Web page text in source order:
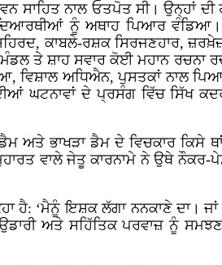
ਸਾਹਿਤ ਨਾਲ ਓਤਪੋਤ ਸੀ। ਉਨ੍ਹਾਂ
ਨੂੰ ਅਥਾਹ ਪਿਆਰ
ਕਾਬਲੇ-ਰਸ਼ਕ ਸਿਰਜਣਹਾਰ,
ਤੇ ਸ਼ਾਹ ਸਵਾਰ ਕੋਈ ਮਹਾਨ ਰਚਨਾ
ਵਿਸ਼ਾਲ ਅਧਿਐਨ, ਪੁਸਤਕਾਂ ਨਾਲ
ਘਟਨਾਵਾਂ ਦੇ ਪ੍ਰਸੰਗ ਵਿੱਚ ਸਿੱਖ
ਭਾਖੜਾ ਡੈਮ ਦੇ ਵਿਚਕਾਰ ਕਿਸੇ
ਵਾਲੇ ਜੇਤੂ ਕਾਰਨਾਮੇ ਨੇ ਉਥੇ ਨੌਕਰ-
ਹੈ: ‘ਮੈਨੂੰ ਇਸ਼ਕ ਲੱਗਾ ਨਨਕਾਣੇ ਦਾ। ਜਾਂ
ਉਡਾਰੀ ਅਤੇ ਸਹਿੱਤਿਕ ਪਰਵਾਜ਼ ਨੂੰ